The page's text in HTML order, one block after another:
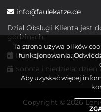
info@faulekatze.de
Dział Obsługi Klienta jest
godzinach:
Poniedziałek - piątek:
Sobota i niedziela: dzień
Copyright © 2026
Ta strona używa plików
funkcjonowania.
Aby uzyskać więcej